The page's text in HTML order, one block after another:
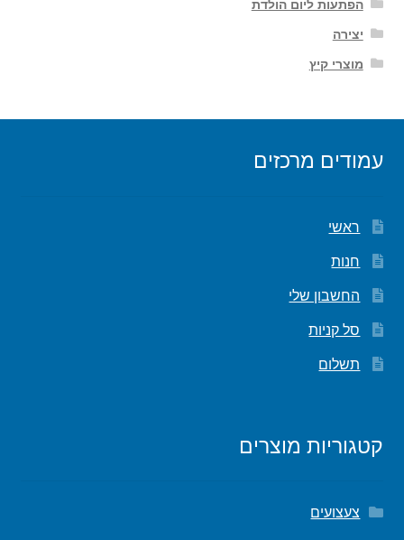
הפתעות ליום הולדת
יצירה
מוצרי קיץ
עמודים מרכזים
ראשי
חנות
החשבון שלי
סל קניות
תשלום
קטגוריות מוצרים
צעצועים